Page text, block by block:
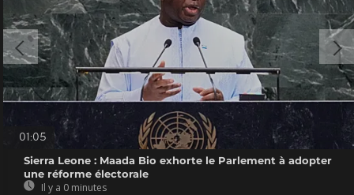
01:05
Sierra Leone : Maada Bio exhorte le Parlement à adopter
une réforme électorale
Il y a 0 minutes